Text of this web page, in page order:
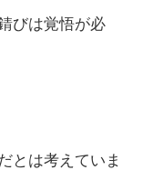
びは覚悟が必
とは考えていま